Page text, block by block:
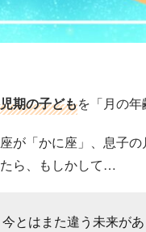
期の子どもを「月の年
が「かに座」、息子
ら、もしかして…
今とはまた違う未来が